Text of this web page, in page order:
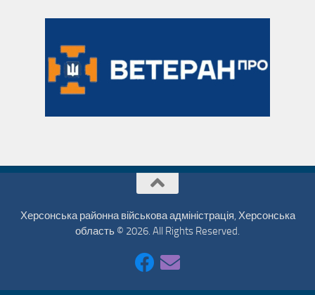
Херсонська районна військова адміністрація, Херсонська
область © 2026. All Rights Reserved.